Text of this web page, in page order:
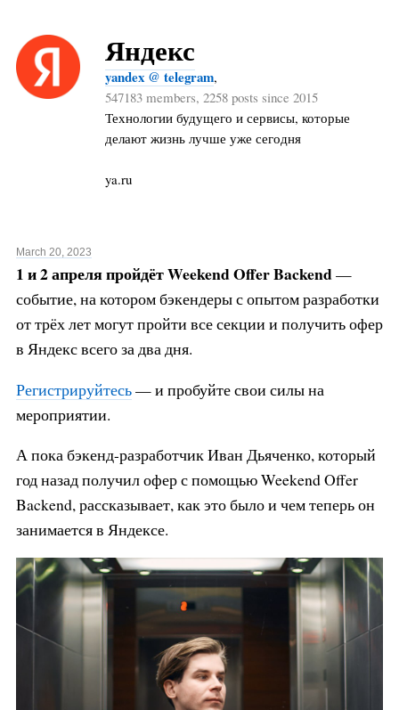
Яндекс
yandex @ telegram,
547183 members, 2258 posts since 2015
Технологии будущего и сервисы, которые
делают жизнь лучше уже сегодня
ya.ru
March 20, 2023
1 и 2 апреля пройдёт Weekend Offer Backend—
событие, на котором бэкендеры с опытом разработки
от трёх лет могут пройти все секции и получить офер
в Яндекс всего за два дня.
Регистрируйтесь— и пробуйте свои силы на
мероприятии.
А пока бэкенд-разработчик Иван Дьяченко, который
год назад получил офер с помощью Weekend Offer
Backend, рассказывает, как это было и чем теперь он
занимается в Яндексе.